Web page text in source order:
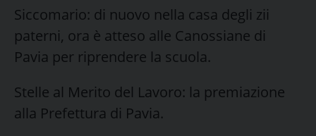
Siccomario: di nuovo nella casa degli zii
paterni, ora è atteso alle Canossiane di
Pavia per riprendere la scuola.
Stelle al Merito del Lavoro: la premiazione
alla Prefettura di Pavia.